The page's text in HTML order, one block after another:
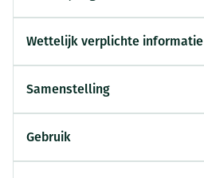
Wettelijk verplichte informatie
Samenstelling
Gebruik